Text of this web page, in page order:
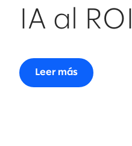
IA al ROI
Leer más